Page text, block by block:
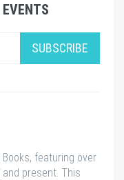
SUBSCRIBE
featuring over
present. This